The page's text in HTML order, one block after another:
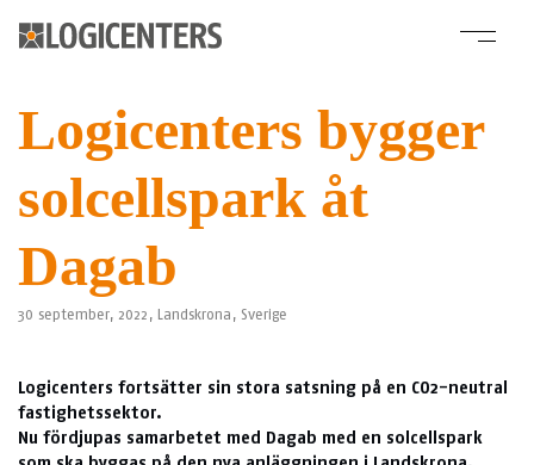
Logicenters bygger
solcellspark åt
Dagab
30 september, 2022, Landskrona , Sverige
Logicenters fortsätter sin stora satsning på en CO2-neutral
fastighetssektor.
Nu fördjupas samarbetet med Dagab med en solcellspark